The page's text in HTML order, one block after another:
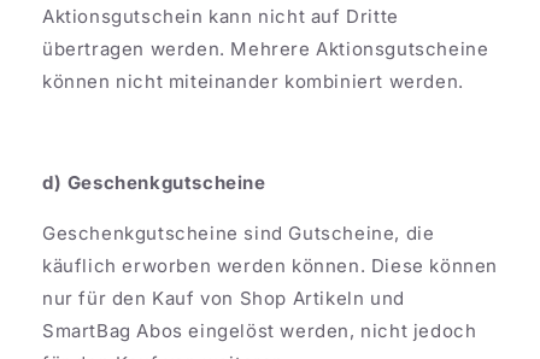
Aktionsgutschein kann nicht auf Dritte
übertragen werden. Mehrere Aktionsgutscheine
können nicht miteinander kombiniert werden.
d) Geschenkgutscheine
Geschenkgutscheine sind Gutscheine, die
käuflich erworben werden können. Diese können
nur für den Kauf von Shop Artikeln und
SmartBag Abos eingelöst werden, nicht jedoch